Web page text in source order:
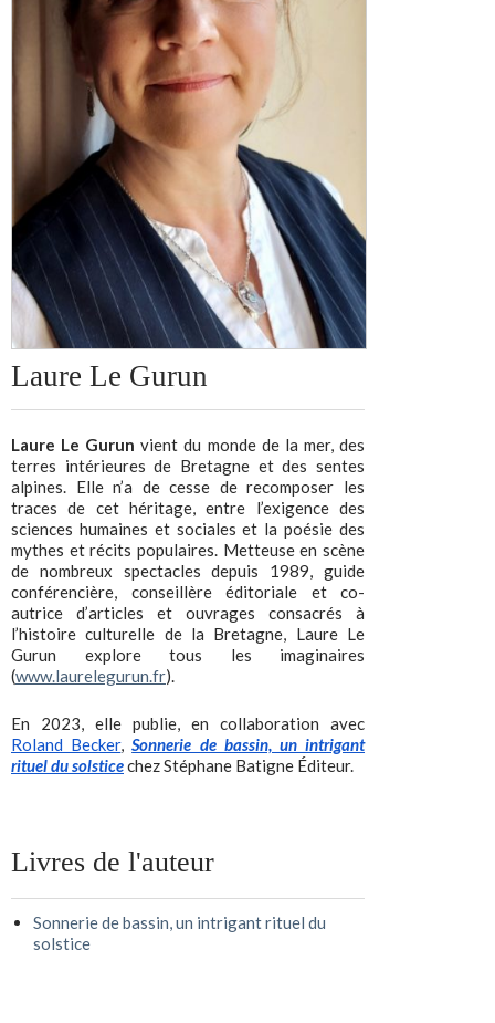
Laure Le Gurun
Laure Le Gurun vient du monde de la mer, des
terres intérieures de Bretagne et des sentes
alpines. Elle n’a de cesse de recomposer les
traces de cet héritage, entre l’exigence des
sciences humaines et sociales et la poésie des
mythes et récits populaires. Metteuse en scène
de nombreux spectacles depuis 1989, guide
conférencière, conseillère éditoriale et co-
autrice d’articles et ouvrages consacrés à
l’histoire culturelle de la Bretagne, Laure Le
Gurun explore tous les imaginaires
(www.laurelegurun.fr).
En 2023, elle publie, en collaboration avec
Roland Becker,Sonnerie de bassin, un intrigant
rituel du solsticechez Stéphane Batigne Éditeur.
Livres de l'auteur
Sonnerie de bassin, un intrigant rituel du
solstice